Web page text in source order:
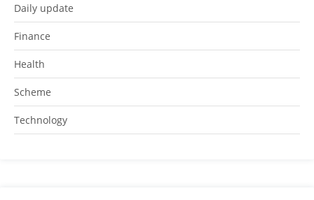
Daily update
Finance
Health
Scheme
Technology